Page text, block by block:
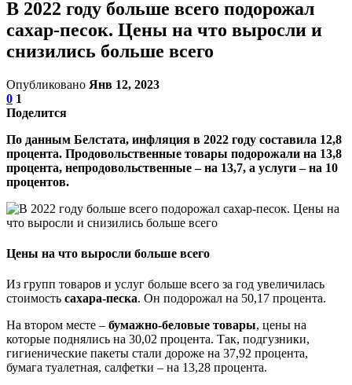
В 2022 году больше всего подорожал
сахар-песок. Цены на что выросли и
снизились больше всего
Опубликовано Янв 12, 2023
0 1
Поделится
По данным Белстата, инфляция в 2022 году составила 12,8
процента. Продовольственные товары подорожали на 13,8
процента, непродовольственные – на 13,7, а услуги – на 10
процентов.
Цены на что выросли больше всего
Из групп товаров и услуг больше всего за год увеличилась
стоимость сахара-песка. Он подорожал на 50,17 процента.
На втором месте – бумажно-беловые товары, цены на
которые поднялись на 30,02 процента. Так, подгузники,
гигиенические пакеты стали дороже на 37,92 процента,
бумага туалетная, салфетки – на 13,28 процента.